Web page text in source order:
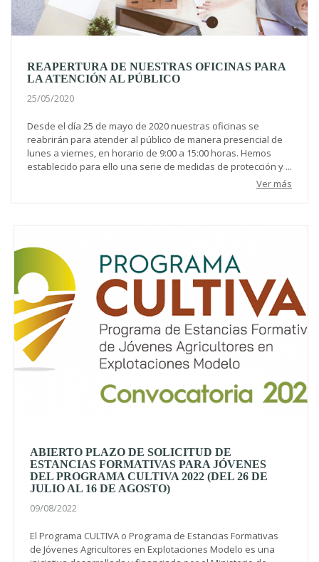
REAPERTURA DE NUESTRAS OFICINAS PARA
LA ATENCIÓN AL PÚBLICO
25/05/2020
Desde el día 25 de mayo de 2020 nuestras oficinas se
reabrirán para atender al público de manera presencial de
lunes a viernes, en horario de 9:00 a 15:00 horas. Hemos
establecido para ello una serie de medidas de protección y ...
Ver más
ABIERTO PLAZO DE SOLICITUD DE
ESTANCIAS FORMATIVAS PARA JÓVENES
DEL PROGRAMA CULTIVA 2022 (DEL 26 DE
JULIO AL 16 DE AGOSTO)
09/08/2022
El Programa CULTIVA o Programa de Estancias Formativas
de Jóvenes Agricultores en Explotaciones Modelo es una